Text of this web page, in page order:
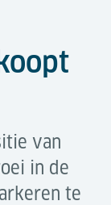
van
in de
te